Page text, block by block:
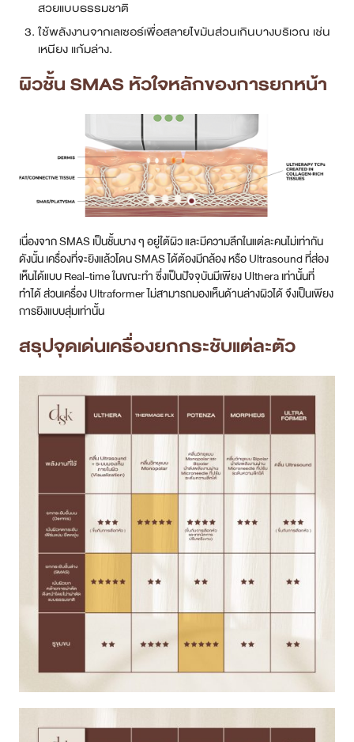
สวยแบบธรรมชาติ
ใช้พลังงานจากเลเซอร์เพื่อสลายไขมันส่วนเกินบางบริเวณ เช่น
เหนียง แก้มล่าง.
ผิวชั้น SMAS หัวใจหลักของการยกหน้า
เนื่องจาก SMAS เป็นชั้นบาง ๆ อยู่ใต้ผิว และมีความลึกในแต่ละคนไม่เท่ากัน
ดังนั้น เครื่องที่จะยิงแล้วโดน SMAS ได้ต้องมีกล้อง หรือ Ultrasound ที่ส่อง
เห็นได้แบบ Real-time ในขณะทำ ซึ่งเป็นปัจจุบันมีเพียง Ulthera เท่านั้นที่
ทำได้ ส่วนเครื่อง Ultraformer ไม่สามารถมองเห็นด้านล่างผิวได้ จึงเป็นเพียง
การยิงแบบสุ่มเท่านั้น
สรุปจุดเด่นเครื่องยกกระชับแต่ละตัว